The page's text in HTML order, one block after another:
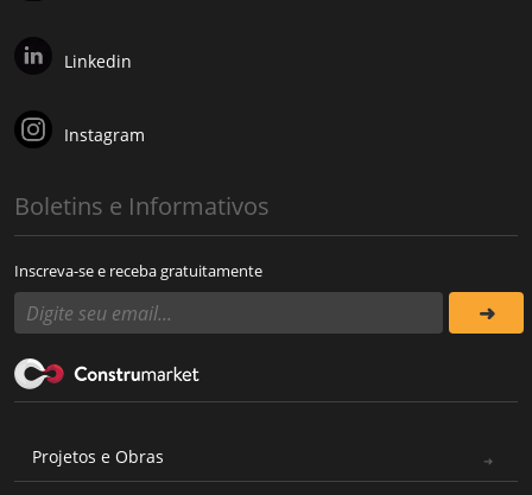
Linkedin
Instagram
Boletins e Informativos
Inscreva-se e receba gratuitamente
Projetos e Obras